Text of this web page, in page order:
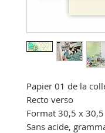
Papier 01 de la
Recto verso
Format 30,5 x
Sans acide,